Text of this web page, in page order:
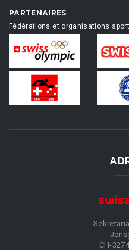
PARTENAIRES
Fédérations et organisations
CH-